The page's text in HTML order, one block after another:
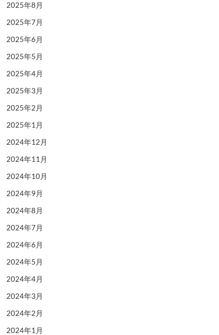
2025年8月
2025年7月
2025年6月
2025年5月
2025年4月
2025年3月
2025年2月
2025年1月
2024年12月
2024年11月
2024年10月
2024年9月
2024年8月
2024年7月
2024年6月
2024年5月
2024年4月
2024年3月
2024年2月
2024年1月